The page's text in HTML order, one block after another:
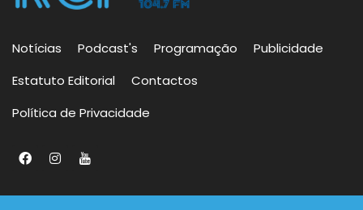
Notícias Podcast's Programação
Publicidade
Estatuto Editorial
Contactos
Política de Privacidade